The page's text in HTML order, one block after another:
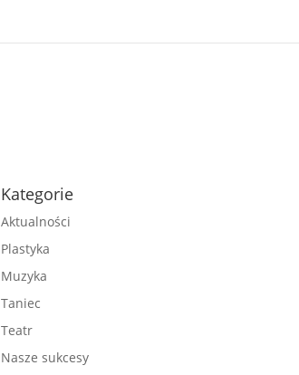
Kategorie
Aktualności
Plastyka
Muzyka
Taniec
Teatr
Nasze sukcesy